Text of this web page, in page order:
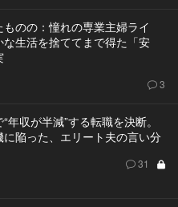
のの：憧れの専業主婦ライ
な生活を捨ててまで得た「安
3
年収が半減”する転職を決断。
に陥った、エリート夫の言い分
31